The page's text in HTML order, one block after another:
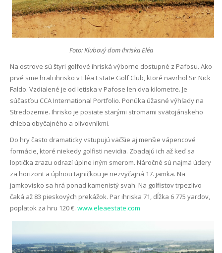
Foto: Klubový dom ihriska Eléa
Na ostrove sú štyri golfové ihriská výborne dostupné z Pafosu. Ako
prvé sme hrali ihrisko v Eléa Estate Golf Club, ktoré navrhol Sir Nick
Faldo. Vzdialené je od letiska v Pafose len dva kilometre. Je
súčasťou CCA International Portfolio. Ponúka úžasné výhľady na
Stredozemie. Ihrisko je posiate starými stromami svätojánskeho
chleba obyčajného a olivovníkmi.
Do hry často dramaticky vstupujú väčšie aj menšie vápencové
formácie, ktoré niekedy golfisti nevidia. Zbadajú ich až keď sa
loptička zrazu odrazí úplne iným smerom. Náročné sú najmä údery
za horizont a úplnou tajničkou je nezvyčajná 17. jamka. Na
jamkovisko sa hrá ponad kamenistý svah. Na golfistov trpezlivo
čaká až 83 pieskových prekážok. Par ihriska 71, dĺžka 6 775 yardov,
poplatok za hru 120 €. www.eleaestate.com